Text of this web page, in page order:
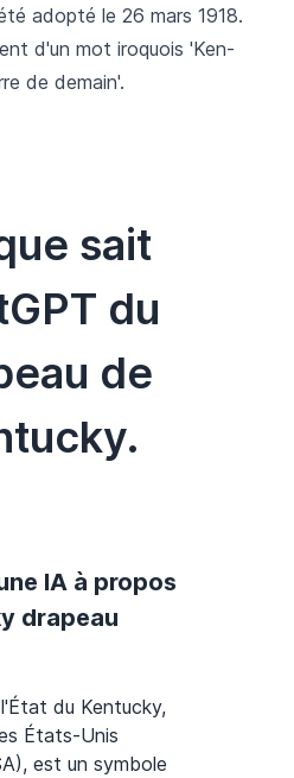
adopté le 26 mars 1918.
d'un mot iroquois 'Ken-
de demain'.
sait
du
de
IA à propos
drapeau
du Kentucky,
États-Unis
est un symbole